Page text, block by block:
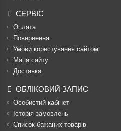
СЕРВІС
Оплата
Повернення
Умови користування сайтом
Мапа сайту
Доставка
ОБЛІКОВИЙ ЗАПИС
Особистий кабінет
Історія замовлень
Список бажаних товарів